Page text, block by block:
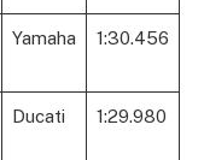
Yamaha 1:30.456
Ducati 1:29.980